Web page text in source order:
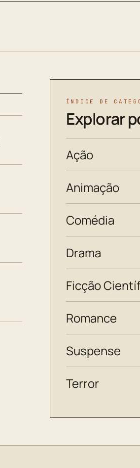
ÍNDICE DE
Explorar
Ação
Animação
Comédia
Drama
Ficção
Romance
Suspense
Terror